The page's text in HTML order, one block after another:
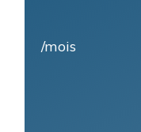
/mois